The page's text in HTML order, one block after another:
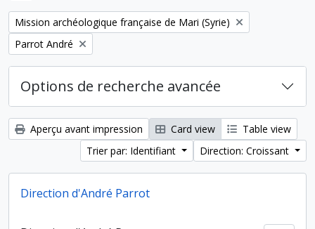
Remove filter:
Mission archéologique française de Mari (Syrie)
Remove filter:
Parrot André
Options de recherche avancée
Aperçu avant impression Card view
Table view
Trier par: Identifiant
Direction: Croissant
Direction d'André Parrot